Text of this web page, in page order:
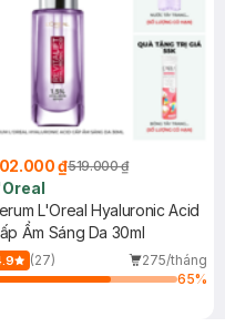
₫519.000 ₫
L'Oreal Hyaluronic Acid
Ẩm Sáng Da 30ml
(27)
275/tháng
65%